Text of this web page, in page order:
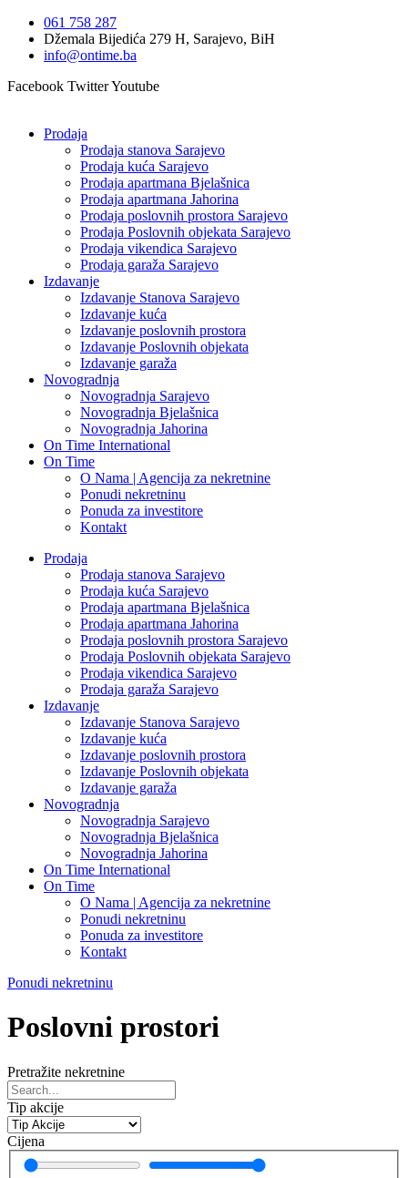
sadržaj
061 758 287
Džemala Bijedića 279 H, Sarajevo, BiH
info@ontime.ba
Facebook TwitterYoutube
Prodaja
Prodaja stanova Sarajevo
Prodaja kuća Sarajevo
Prodaja apartmana Bjelašnica
Prodaja apartmana Jahorina
Prodaja poslovnih prostora Sarajevo
Prodaja Poslovnih objekata Sarajevo
Prodaja vikendica Sarajevo
Prodaja garaža Sarajevo
Izdavanje
Izdavanje Stanova Sarajevo
Izdavanje kuća
Izdavanje poslovnih prostora
Izdavanje Poslovnih objekata
Izdavanje garaža
Novogradnja
Novogradnja Sarajevo
Novogradnja Bjelašnica
Novogradnja Jahorina
On Time International
On Time
O Nama | Agencija za nekretnine
Ponudi nekretninu
Ponuda za investitore
Kontakt
Prodaja
Prodaja stanova Sarajevo
Prodaja kuća Sarajevo
Prodaja apartmana Bjelašnica
Prodaja apartmana Jahorina
Prodaja poslovnih prostora Sarajevo
Prodaja Poslovnih objekata Sarajevo
Prodaja vikendica Sarajevo
Prodaja garaža Sarajevo
Izdavanje
Izdavanje Stanova Sarajevo
Izdavanje kuća
Izdavanje poslovnih prostora
Izdavanje Poslovnih objekata
Izdavanje garaža
Novogradnja
Novogradnja Sarajevo
Novogradnja Bjelašnica
Novogradnja Jahorina
On Time International
On Time
O Nama | Agencija za nekretnine
Ponudi nekretninu
Ponuda za investitore
Kontakt
Ponudi nekretninu
Poslovni prostori
Pretražite nekretnine
Tip akcije
Cijena